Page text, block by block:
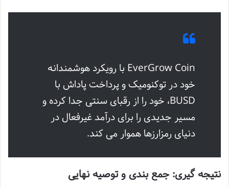
EverGrow Coin با رویکرد هوشمندانه
خود در توکنومیک و پرداخت پاداش با
BUSD، خود را از رقبای سنتی جدا کرده و
مسیر جدیدی را برای درآمد غیرفعال در
دنیای رمزارزها هموار می کند.
نتیجه گیری: جمع بندی و توصیه نهایی